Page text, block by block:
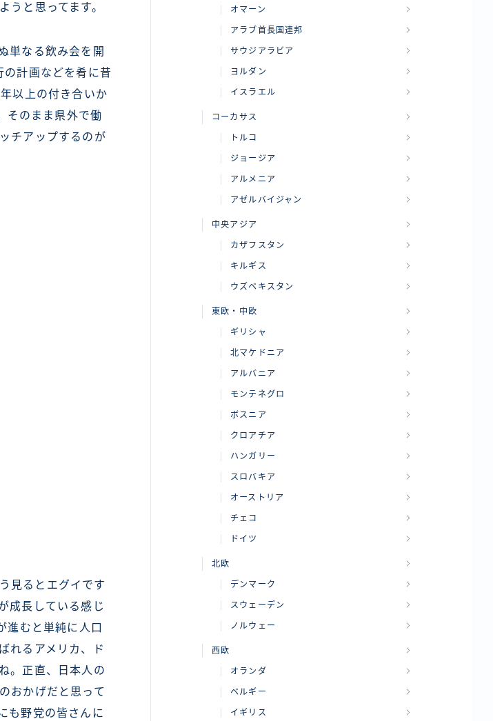
うと思ってます。
単なる飲み会を開
の計画などを肴に昔
以上の付き合いか
そのまま県外で働
チアップするのが
見るとエグイです
成長している感じ
進むと単純に人口
れるアメリカ、ド
。正直、日本人の
おかげだと思って
も野党の皆さんに
オマーン
アラブ首長国連邦
サウジアラビア
ヨルダン
イスラエル
コーカサス
トルコ
ジョージア
アルメニア
アゼルバイジャン
中央アジア
カザフスタン
キルギス
ウズベキスタン
東欧・中欧
ギリシャ
北マケドニア
アルバニア
モンテネグロ
ボスニア
クロアチア
ハンガリー
スロバキア
オーストリア
チェコ
ドイツ
北欧
デンマーク
スウェーデン
ノルウェー
西欧
オランダ
ベルギー
イギリス